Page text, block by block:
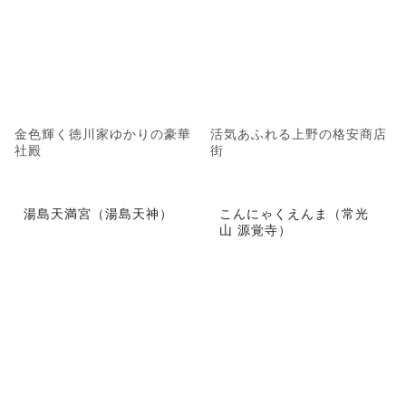
金色輝く徳川家ゆかりの豪華
社殿
活気あふれる上野の格安商店
街
湯島天満宮（湯島天神）
こんにゃくえんま（常光
山 源覚寺）